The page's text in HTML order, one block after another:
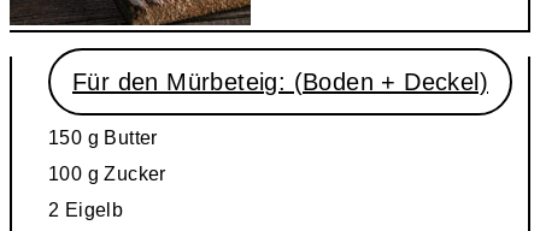
Für den Mürbeteig: (Boden + Deckel)
150 g Butter
100 g Zucker
2 Eigelb